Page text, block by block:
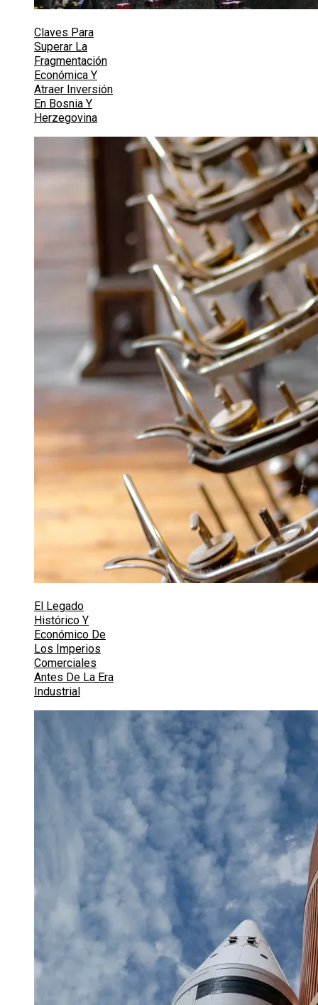
Claves Para
Superar La
Fragmentación
Económica Y
Atraer Inversión
En Bosnia Y
Herzegovina
El Legado
Histórico Y
Económico De
Los Imperios
Comerciales
Antes De La Era
Industrial